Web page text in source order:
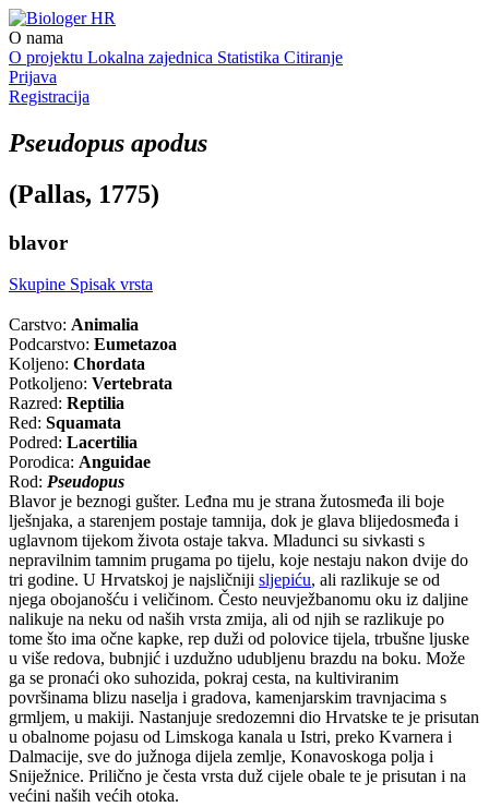
O nama
O projektu Lokalna zajednica Statistika Citiranje
Prijava
Registracija
Pseudopus apodus
(Pallas, 1775)
blavor
Skupine Spisak vrsta
Carstvo: Animalia
Podcarstvo: Eumetazoa
Koljeno: Chordata
Potkoljeno: Vertebrata
Razred: Reptilia
Red: Squamata
Podred: Lacertilia
Porodica: Anguidae
Rod: Pseudopus
Blavor je beznogi gušter. Leđna mu je strana žutosmeđa ili boje
lješnjaka, a starenjem postaje tamnija, dok je glava blijedosmeđa i
uglavnom tijekom života ostaje takva. Mladunci su sivkasti s
nepravilnim tamnim prugama po tijelu, koje nestaju nakon dvije do
tri godine. U Hrvatskoj je najsličniji sljepiću, ali razlikuje se od
njega obojanošću i veličinom. Često neuvježbanomu oku iz daljine
nalikuje na neku od naših vrsta zmija, ali od njih se razlikuje po
tome što ima očne kapke, rep duži od polovice tijela, trbušne ljuske
u više redova, bubnjić i uzdužno udubljenu brazdu na boku. Može
ga se pronaći oko suhozida, pokraj cesta, na kultiviranim
površinama blizu naselja i gradova, kamenjarskim travnjacima s
grmljem, u makiji. Nastanjuje sredozemni dio Hrvatske te je prisutan
u obalnome pojasu od Limskoga kanala u Istri, preko Kvarnera i
Dalmacije, sve do južnoga dijela zemlje, Konavoskoga polja i
Sniježnice. Prilično je česta vrsta duž cijele obale te je prisutan i na
većini naših većih otoka.